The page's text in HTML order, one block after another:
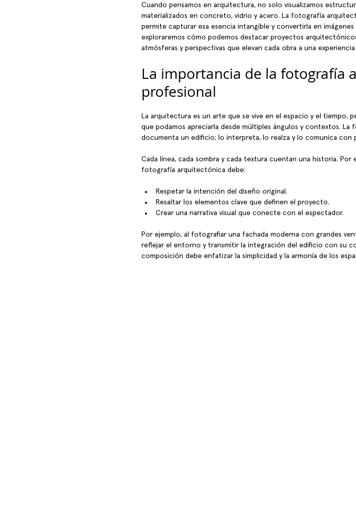
Cuando pensamos en arquitectura, no solo visualizamos
materializados en concreto, vidrio y acero. La fotografía
permite capturar esa esencia intangible y convertirla en imágenes
exploraremos cómo podemos destacar proyectos
atmósferas y perspectivas que elevan cada obra a una experiencia
La importancia de la fotografía
profesional
La arquitectura es un arte que se vive en el espacio y el tiempo,
que podamos apreciarla desde múltiples ángulos y contextos.
documenta un edificio; lo interpreta, lo realza y lo comunica con
Cada línea, cada sombra y cada textura cuentan una historia.
fotografía arquitectónica debe:
Respetar la intención del diseño original.
Resaltar los elementos clave que definen el proyecto.
Crear una narrativa visual que conecte con el espectador.
Por ejemplo, al fotografiar una fachada moderna con grandes
reflejar el entorno y transmitir la integración del edificio con su
composición debe enfatizar la simplicidad y la armonía de los